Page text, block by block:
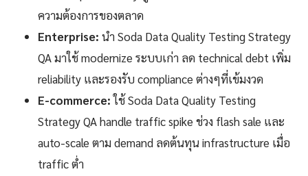
ความต้องการของตลาด
Enterprise: นำ Soda Data Quality Testing Strategy
QA มาใช้ modernize ระบบเก่า ลด technical debt เพิ่ม
reliability และรองรับ compliance ต่างๆที่เข้มงวด
E-commerce:ใช้ Soda Data Quality Testing
Strategy QA handle traffic spike ช่วง flash sale และ
auto-scale ตาม demand ลดต้นทุน infrastructure เมื่อ
traffic ต่ำ